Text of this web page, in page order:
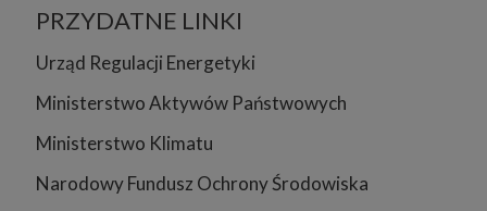
PRZYDATNE LINKI
Urząd Regulacji Energetyki
Ministerstwo Aktywów Państwowych
Ministerstwo Klimatu
Narodowy Fundusz Ochrony Środowiska